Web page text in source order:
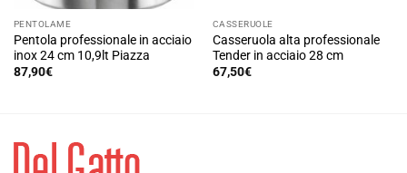
PENTOLAME
Pentola professionale in acciaio
inox 24 cm 10,9lt Piazza
87,90€
CASSERUOLE
Casseruola alta professionale
Tender in acciaio 28 cm
67,50€